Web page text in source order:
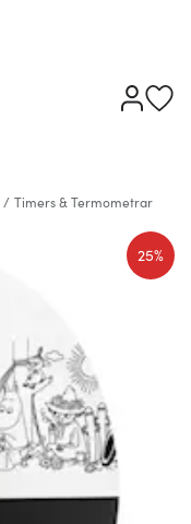
/ Timers & Termometrar
25%